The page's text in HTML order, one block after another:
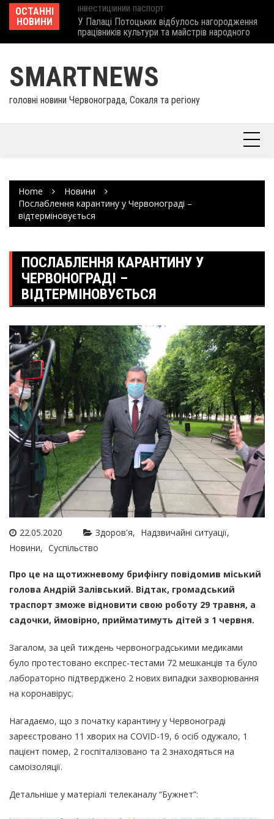
Skip
content
ОСТАННІ
НОВИНИ
У Палаці Потоцьких відбулось нагородження
працівників культури та майстрів народного
мистецтва Шептицького району
SMARTNEWS
головні новини Червонограда, Сокаля та регіону
Home
Новини
Послаблення карантину у Червонограді –
відтерміновується
ПОСЛАБЛЕННЯ КАРАНТИНУ У
ЧЕРВОНОГРАДІ –
ВІДТЕРМІНОВУЄТЬСЯ
22.05.2020 Здоров'я
Надзвичайні ситуації
Новини
Суспільство
Про це на щотижневому брифінгу повідомив міський
голова Андрій Залівський. Відтак, громадський
траспорт зможе відновити свою роботу 29 травня, а
садочки, ймовірно, прийматимуть дітей з 1 червня.
Загалом, за цей тиждень червоноградськими медиками
було протестовано експрес-тестами 72 мешканців та було
лабораторно підтверджено 2 нових випадки захворювання
на коронавірус.
Нагадаємо, що з початку карантину у Червонограді
зареєстровано 11 хворих на COVID-19, 6 осіб одужало, 1
пацієнт помер, 2 госпіталізовано та 2 знаходяться на
самоізоляції.
Детальніше у матеріалі телеканалу “Бужнет”: